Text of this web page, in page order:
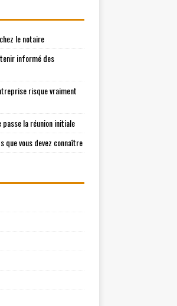
le notaire
informé des
risque vraiment
la réunion initiale
que vous devez connaître